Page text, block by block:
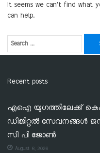
It seems we can’t find what
can help.
Recent posts
എഐ യുഗത്തിലേക്ക്
ഡിജിറ്റൽ സേവനങ്ങൾ
സി പി ജോൺ
August 6, 2026